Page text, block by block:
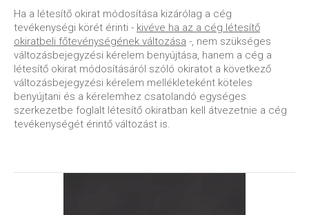
Ha a létesítő okirat módosítása kizárólag a cég
tevékenységi körét érinti - kivéve ha az a cég létesítő
okiratbeli főtevénységének változása -, nem szükséges
változásbejegyzési kérelem benyújtása, hanem a cég a
létesítő okirat módosításáról szóló okiratot a következő
változásbejegyzési kérelem mellékleteként köteles
benyújtani és a kérelemhez csatolandó egységes
szerkezetbe foglalt létesítő okiratban kell átvezetnie a cég
tevékenységét érintő változást is.